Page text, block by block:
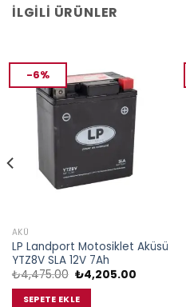
İLGILI ÜRÜNLER
-6%
AKÜ
LP Landport Motosiklet Aküsü
YTZ8V SLA 12V 7Ah
₺4,475.00 Orijinal
fiyat:
₺4,475.00.
₺4,205.00Şu
SEPETE EKLE